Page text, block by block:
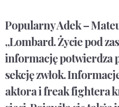
Popularny Adek –
„Lombard. Życie pod
informację potwierdza
sekcję zwłok.
aktora i freak fightera